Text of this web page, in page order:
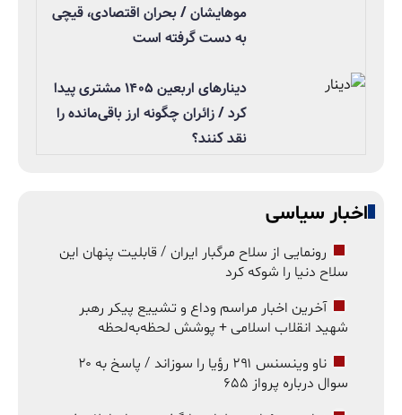
موهایشان / بحران اقتصادی، قیچی
به دست گرفته است
دینارهای اربعین ۱۴۰۵ مشتری پیدا
کرد / زائران چگونه ارز باقی‌مانده را
نقد کنند؟
اخبار سیاسی
رونمایی از سلاح مرگبار ایران / قابلیت پنهان این
سلاح دنیا را شوکه کرد
آخرین اخبار مراسم وداع و تشییع پیکر رهبر
شهید انقلاب اسلامی + پوشش لحظه‌به‌لحظه
ناو وینسنس ۲۹۱ رؤیا را سوزاند / پاسخ به ۲۰
سوال درباره پرواز ۶۵۵